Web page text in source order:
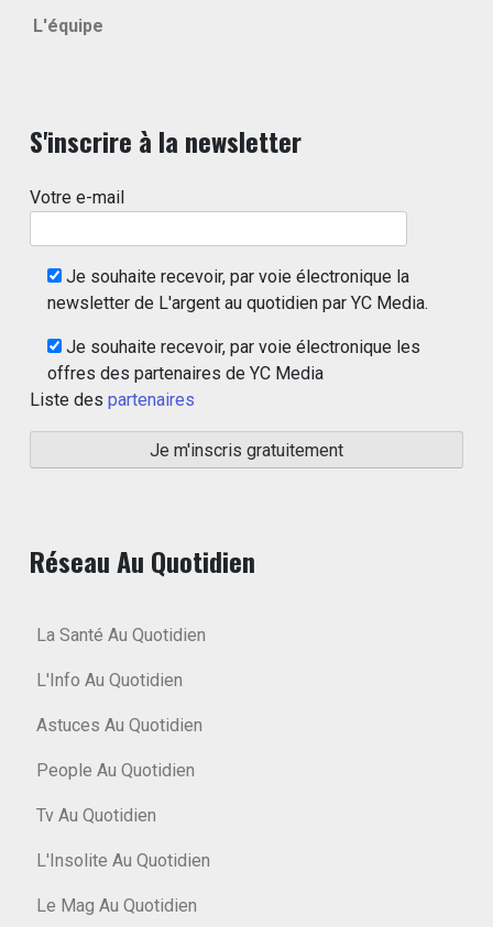
L'équipe
S'inscrire à la newsletter
Votre e-mail
Je souhaite recevoir, par voie électronique la
newsletter de L'argent au quotidien par YC Media.
Je souhaite recevoir, par voie électronique les
offres des partenaires de YC Media
Liste des partenaires
Réseau Au Quotidien
La Santé Au Quotidien
L'Info Au Quotidien
Astuces Au Quotidien
People Au Quotidien
Tv Au Quotidien
L'Insolite Au Quotidien
Le Mag Au Quotidien